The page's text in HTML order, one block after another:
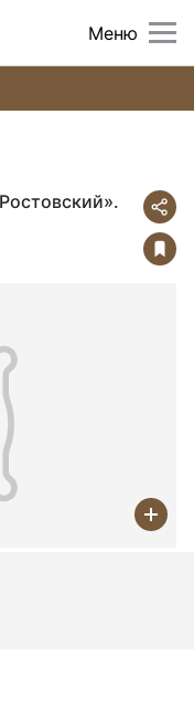
Меню